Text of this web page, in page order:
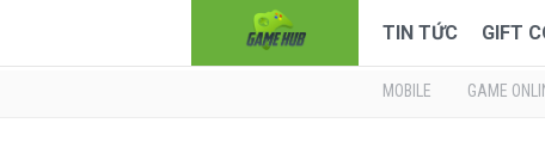
TIN TỨC GIFT
MOBILE GAME